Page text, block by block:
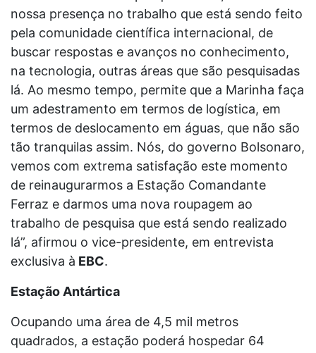
nossa presença no trabalho que está sendo feito
pela comunidade científica internacional, de
buscar respostas e avanços no conhecimento,
na tecnologia, outras áreas que são pesquisadas
lá. Ao mesmo tempo, permite que a Marinha faça
um adestramento em termos de logística, em
termos de deslocamento em águas, que não são
tão tranquilas assim. Nós, do governo Bolsonaro,
vemos com extrema satisfação este momento
de reinaugurarmos a Estação Comandante
Ferraz e darmos uma nova roupagem ao
trabalho de pesquisa que está sendo realizado
lá”, afirmou o vice-presidente, em entrevista
exclusiva à EBC.
Estação Antártica
Ocupando uma área de 4,5 mil metros
quadrados, a estação poderá hospedar 64